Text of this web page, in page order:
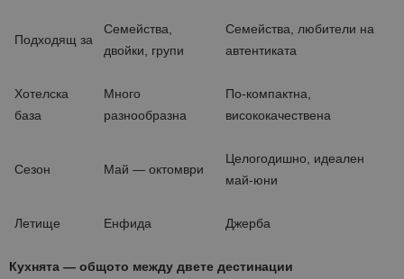
Подходящ за
Семейства,
двойки, групи
Семейства, любители на
автентиката
Хотелска
база
Много
разнообразна
По-компактна,
висококачествена
Сезон Май — октомври
Целогодишно, идеален
май-юни
Летище Енфида Джерба
Кухнята — общото между двете дестинации